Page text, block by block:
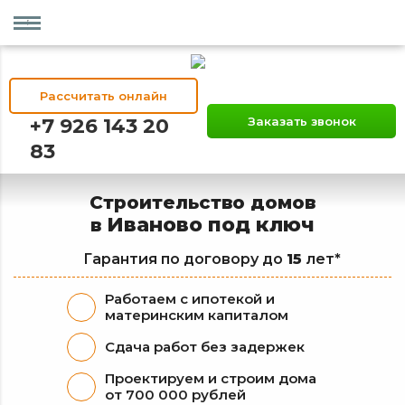
Рассчитать онлайн
+7 926 143 20
83
Заказать звонок
Строительство домов
в Иваново под ключ
Гарантия по договору до 15 лет*
Работаем с ипотекой и
материнским капиталом
Сдача работ без задержек
Проектируем и строим дома
от 700 000 рублей